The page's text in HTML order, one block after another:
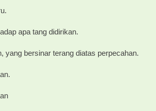
apa tang didirikan.
yang bersinar terang diatas perpecahan.